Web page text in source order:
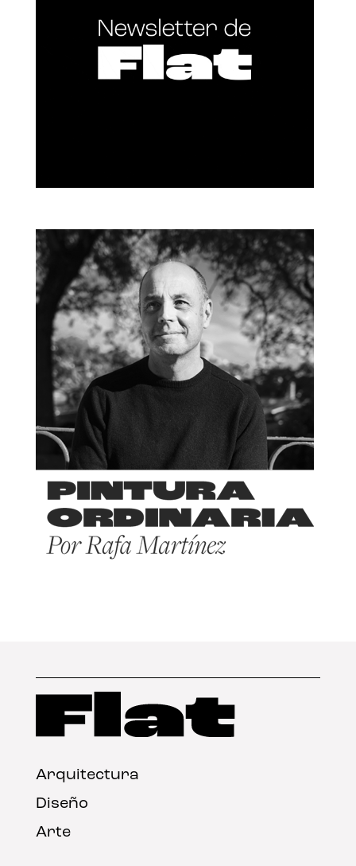
Arquitectura
Diseño
Arte